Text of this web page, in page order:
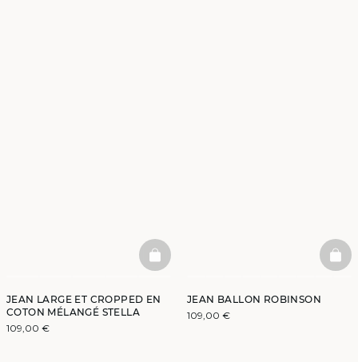
JEAN LARGE ET CROPPED EN
COTON MÉLANGÉ STELLA
109,00 €
BASKETFULL
JEAN BALLON ROBINSON
109,00 €